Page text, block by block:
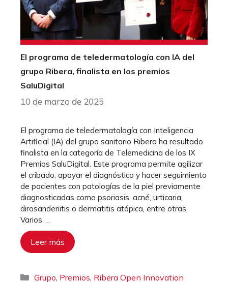
El programa de teledermatología con IA del
grupo Ribera, finalista en los premios
SaluDigital
10 de marzo de 2025
El programa de teledermatología con Inteligencia
Artificial (IA) del grupo sanitario Ribera ha resultado
finalista en la categoría de Telemedicina de los IX
Premios SaluDigital. Este programa permite agilizar
el cribado, apoyar el diagnóstico y hacer seguimiento
de pacientes con patologías de la piel previamente
diagnosticadas como psoriasis, acné, urticaria,
dirosandenitis o dermatitis atópica, entre otras.
Varios …
Leer más
Categorías
Grupo, Premios, Ribera Open Innovation